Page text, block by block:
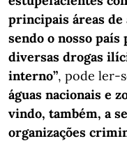
principais áreas de
sendo o nosso
diversas drogas
interno”, pode ler-
águas nacionais e
vindo, também, a
organizações